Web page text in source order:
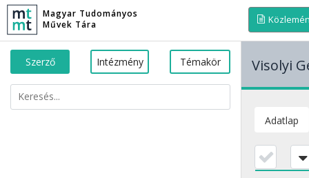
Magyar Tudományos
Művek Tára
Szerző Intézmény Témakör Visolyi
Adatlap